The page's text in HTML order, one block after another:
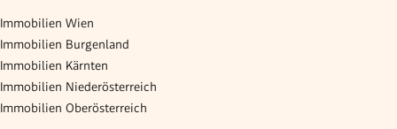
Immobilien Wien
Immobilien Burgenland
Immobilien Kärnten
Immobilien Niederösterreich
Immobilien Oberösterreich